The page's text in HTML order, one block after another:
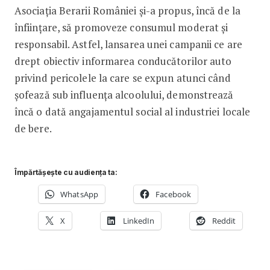
Asociația Berarii României și-a propus, încă de la
înființare, să promoveze consumul moderat și
responsabil. Astfel, lansarea unei campanii ce are
drept obiectiv informarea conducătorilor auto
privind pericolele la care se expun atunci când
șofează sub influența alcoolului, demonstrează
încă o dată angajamentul social al industriei locale
de bere.
Împărtășește cu audiența ta:
WhatsApp Facebook
X LinkedIn Reddit